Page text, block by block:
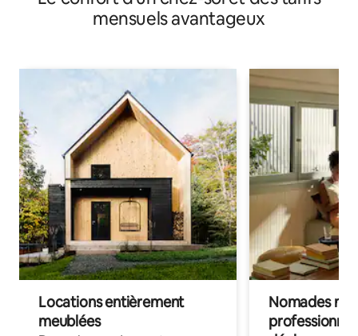
mensuels avantageux
Locations entièrement
meublées
Nomades